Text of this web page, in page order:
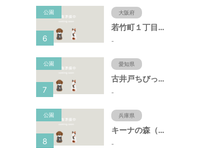
公園 大阪府
若竹町１丁目第３公園（大阪府豊中市）
-
6
公園 愛知県
古井戸ちびっ子広場（愛知県大府市）
-
7
公園 兵庫県
キーナの森（兵庫県神戸市）
-
8